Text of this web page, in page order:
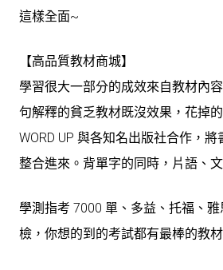
這樣全面~
【高品質教材商城】
學習很大一部分的成效來自教材內
句解釋的貧乏教材既沒效果，花掉
WORD UP 與各知名出版社合作，
整合進來。背單字的同時，片語、
學測指考 7000 單、多益、托福、雅
檢，你想的到的考試都有最棒的教材